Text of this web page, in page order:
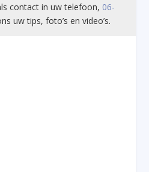
contact in uw telefoon, 06-
uw tips, foto’s en video’s.